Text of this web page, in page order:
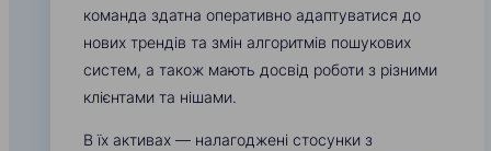
команда здатна оперативно адаптуватися до
нових трендів та змін алгоритмів пошукових
систем, а також мають досвід роботи з різними
клієнтами та нішами.
В їх активах — налагоджені стосунки з